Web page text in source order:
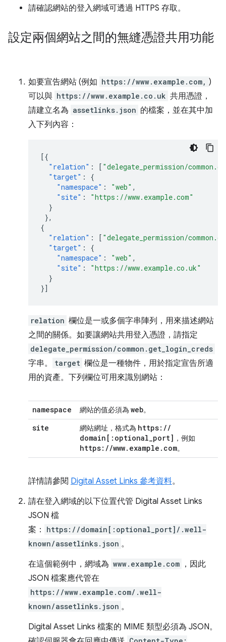
請確認網站的登入網域可透過 HTTPS 存取。
設定兩個網站之間的無縫憑證共用功能
如要宣告網站 (例如 https://www.example.com, )
可以與 https://www.example.co.uk 共用憑證，
請建立名為 assetlinks.json 的檔案，並在其中加
入下列內容：
[{
"relation" : [ "delegate_permission/
"target" :
{
"namespace" : "web" ,
"site" :
"https://www.example.com"
}
},
{
"relation" : [ "delegate_permission/
"target" :
{
"namespace" : "web" ,
"site" :
"https://www.example.co.uk"
}
}]
relation 欄位是一或多個字串陣列，用來描述網站
之間的關係。如要讓網站共用登入憑證，請指定
delegate_permission/common.get_login_creds
字串。 target 欄位是一種物件，用於指定宣告所適
用的資產。下列欄位可用來識別網站：
namespace 網站的值必須為 web。
site 網站網址，格式為 https: //
domain [: optional_port] ，例如
https: //www. example . com。
詳情請參閱 Digital Asset Links 參考資料。
請在登入網域的以下位置代管 Digital Asset Links
JSON 檔
案：
https://domain[:optional_port]/.well-
known/assetlinks.json 。
在這個範例中，網域為 www.example.com ，因此
JSON 檔案應代管在
https://www.example.com/.well-
known/assetlinks.json 。
Digital Asset Links 檔案的 MIME 類型必須為 JSON。